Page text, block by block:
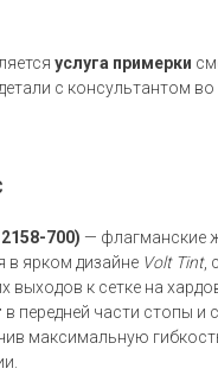
услуга примерки
с консультантом
700) — флагманские
в ярком дизайне Volt Tint,
выходов к сетке на
в передней части стопы и
максимальную